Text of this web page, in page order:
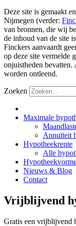
Deze site is gemaakt
Nijmegen (verder:
van bronnen, die wij
de inhoud van de site
Finckers aanvaardt
op deze site vermelde
onjuistheden bevatten.
worden ontleend.
Zoeken
Maximale
Annuïteit
Hypotheekrente
Alle
Nieuws & Blog
Contact
Vrijblijvend
Gratis een vrijblijvend